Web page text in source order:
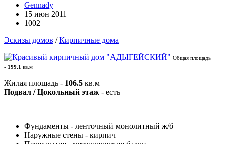
Gennady
15 июн 2011
1002
Эскизы домов /Кирпичные дома
Общая площадь
- 199.1 кв.м
Жилая площадь - 106.5 кв.м
Подвал / Цокольный этаж - есть
Фундаменты - ленточный монолитный ж/б
Наружные стены - кирпич